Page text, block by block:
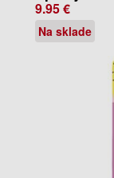
9.95 €
Na sklade